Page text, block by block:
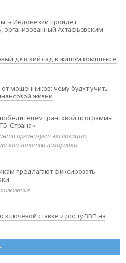
в Индонезии пройдёт
Астафьевским
детский сад в жилом комплексе
мошенников: чему будут учить
жизни
грантовой программы
Страна»
организует экспозицию,
золотой лихорадки
предлагают фиксировать
ключевой ставке и росту ВВП на